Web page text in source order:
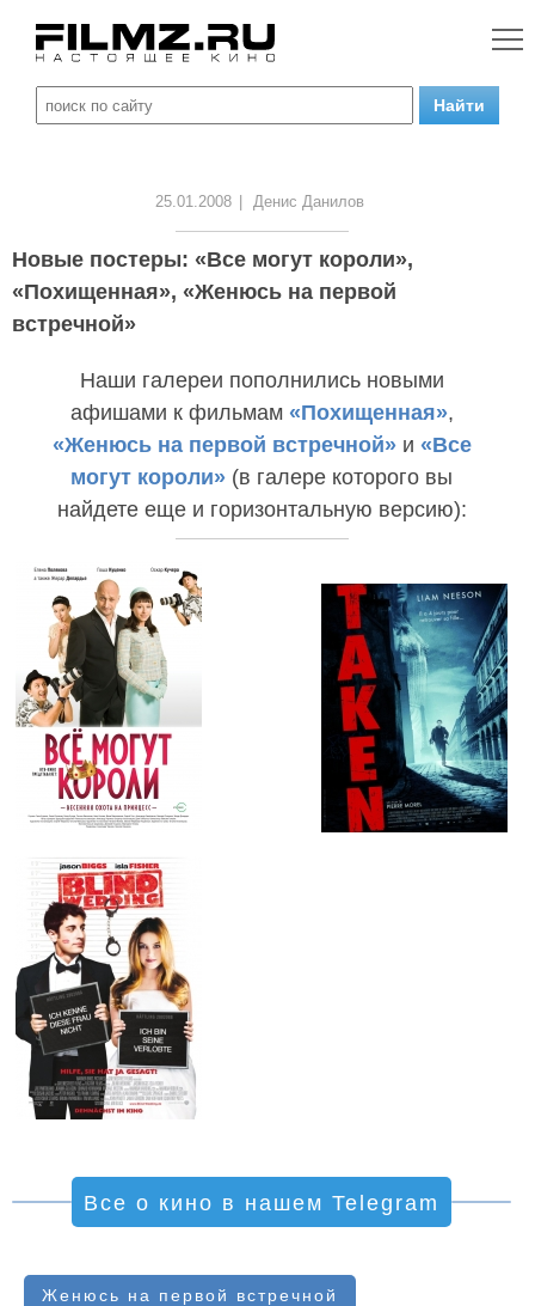
25.01.2008 Денис Данилов
Новые постеры: «Все могут короли»,
«Похищенная», «Женюсь на первой
встречной»
Наши галереи пополнились новыми
афишами к фильмам «Похищенная»,
«Женюсь на первой встречной»и «Все
могут короли» (в галере которого вы
найдете еще и горизонтальную версию):
Все о кино в нашем Telegram
Женюсь на первой встречной